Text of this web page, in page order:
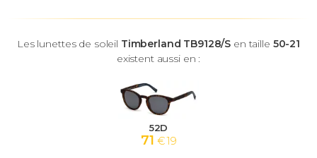
Les lunettes de soleil Timberland TB9128/S en taille 50-21
existent aussi en :
52D
71 € 19